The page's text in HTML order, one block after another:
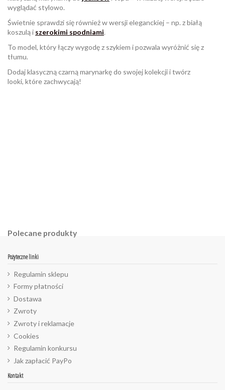
wyglądać stylowo.
Świetnie sprawdzi się również w wersji eleganckiej – np. z białą
koszulą i szerokimi spodniami.
To model, który łączy wygodę z szykiem i pozwala wyróżnić się z
tłumu.
Dodaj klasyczną czarną marynarkę do swojej kolekcji i twórz
looki, które zachwycają!
Polecane produkty
Pożyteczne linki
Regulamin sklepu
Formy płatności
Dostawa
Zwroty
Zwroty i reklamacje
Cookies
Regulamin konkursu
Jak zapłacić PayPo
Kontakt